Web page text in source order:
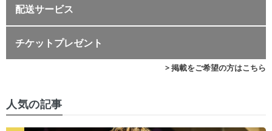
配送サービス
チケットプレゼント
> 掲載をご希望の方はこちら
人気の記事